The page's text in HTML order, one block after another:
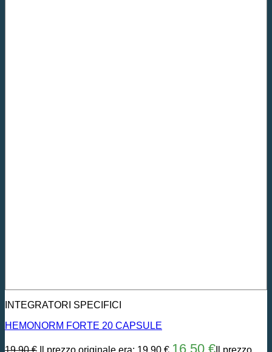
INTEGRATORI SPECIFICI
HEMONORM FORTE 20 CAPSULE
19,90€ Il prezzo originale era: 19,90 €. 16,50 € Il prezzo